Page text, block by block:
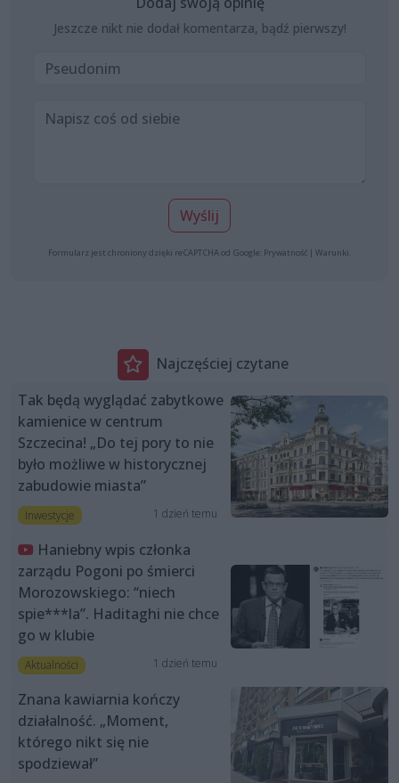
Jeszcze nikt nie dodał komentarza, bądź pierwszy!
Wyślij
Formularz jest chroniony dzięki reCAPTCHA od Google: Prywatność | Warunki
Najczęściej czytane
Tak będą wyglądać zabytkowe
kamienice w centrum
Szczecina! „Do tej pory to nie
było możliwe w historycznej
zabudowie miasta”
Inwestycje 1 dzień temu
Haniebny wpis członka
zarządu Pogoni po śmierci
Morozowskiego: “niech
spie***la”. Haditaghi nie chce
go w klubie
Aktualności 1 dzień temu
Znana kawiarnia kończy
działalność. „Moment,
którego nikt się nie
spodziewał”